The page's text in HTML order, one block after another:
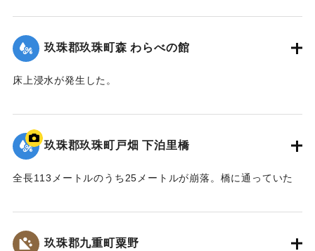
2020/7/6｜固有コード:01215068
玖珠郡玖珠町森 わらべの館
床上浸水が発生した。
2020/7/6｜固有コード:
玖珠郡玖珠町戸畑 下泊里橋
全長113メートルのうち25メートルが崩落。橋に通っていた
た。
｜固有コード:01215062
玖珠郡九重町粟野